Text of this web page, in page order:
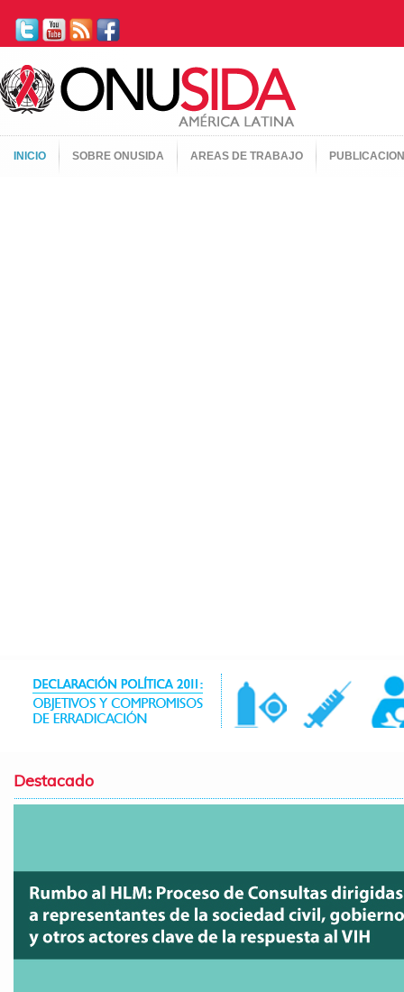
INICIO SOBRE ONUSIDA AREAS DE TRABAJO
Destacado